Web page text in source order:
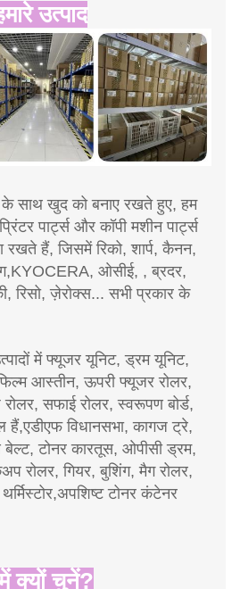
उत्पाद
के साथ खुद को बनाए रखते हुए, हम
पार्ट्स और कॉपी मशीन पार्ट्स
रखते हैं, जिसमें रिको, शार्प, कैनन,
ओसीई, , ब्रदर,
रिसो, ज़ेरोक्स... सभी प्रकार के
में फ्यूजर यूनिट, ड्रम यूनिट,
आस्तीन, ऊपरी फ्यूजर रोलर,
रोलर, सफाई रोलर, स्वरूपण बोर्ड,
हैं,एडीएफ विधानसभा, कागज ट्रे,
टोनर कारतूस, ओपीसी ड्रम,
रोलर, गियर, बुशिंग, मैग रोलर,
टोनर कंटेनर
क्यों चुनें?